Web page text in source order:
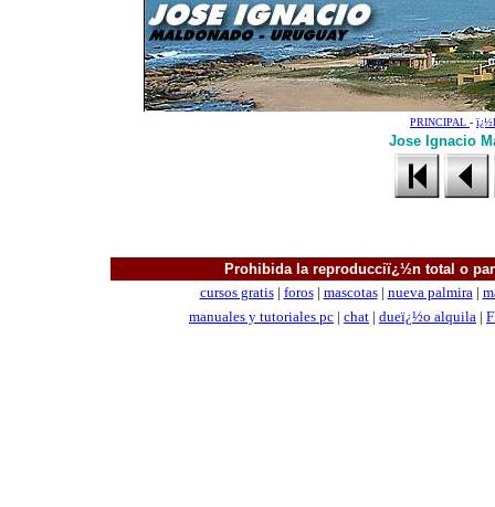
PRINCIPAL -
Jose Ignacio
Prohibida la reproducciï¿½n total o
cursos gratis| foros| mascotas| nueva palmira|
manuales y tutoriales pc | chat | dueï¿½o alquila |